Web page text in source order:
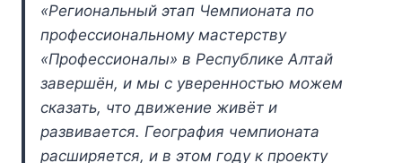
«Региональный этап Чемпионата по
профессиональному мастерству
«Профессионалы» в Республике Алтай
завершён, и мы с уверенностью можем
сказать, что движение живёт и
развивается. География чемпионата
расширяется, и в этом году к проекту